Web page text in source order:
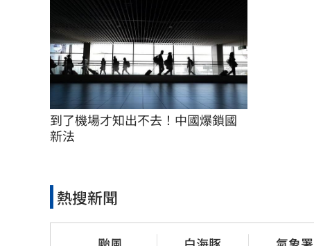
到了機場才知出不去！中國爆鎖國
新法
熱搜新聞